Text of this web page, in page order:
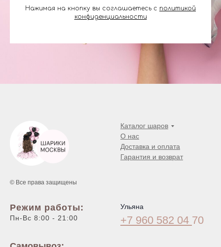
Нажимая на кнопку вы соглашаетесь с политикой
конфиденциальности
© Все права защищены
Каталог шаров
О нас
Доставка и оплата
Гарантия и возврат
Режим работы:
Пн-Вс 8:00 - 21:00
Ульяна
+7 960 582 04 70